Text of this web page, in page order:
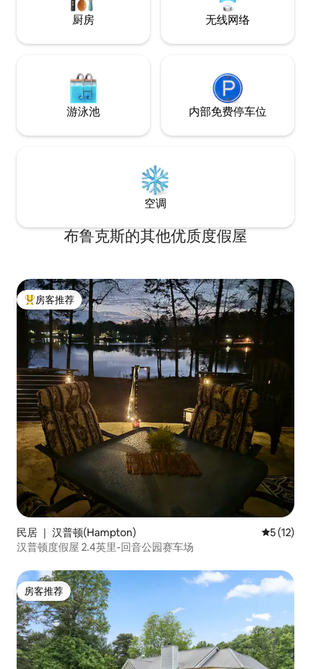
厨房 无线网络
游泳池 内部免费停车位
空调
布鲁克斯的其他优质度假屋
热门「房客推荐」
房客推荐
民居 ｜ 汉普顿(Hampton) 平均评分
5 (12)
汉普顿度假屋 2.4英里-回音公园赛车场
房客推荐
房客推荐